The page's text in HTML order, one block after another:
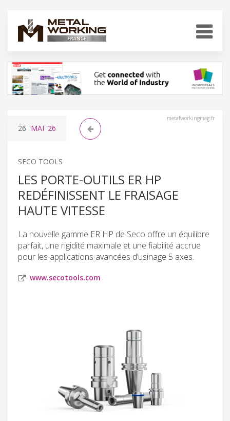
metalworkingmag.fr
26 MAI '26
SECO TOOLS
LES PORTE-OUTILS ER HP
REDÉFINISSENT LE FRAISAGE
HAUTE VITESSE
La nouvelle gamme ER HP de Seco offre un équilibre
parfait, une rigidité maximale et une fiabilité accrue
pour les applications avancées d’usinage 5 axes.
www.secotools.com